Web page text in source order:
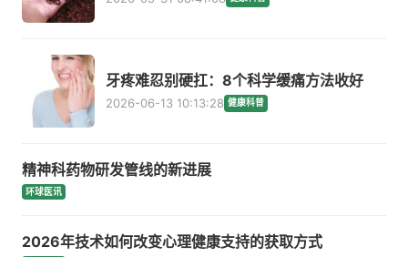
牙疼难忍别硬扛：8个科学缓痛方法收好
2026-06-13 10:13:28 健康科普
精神科药物研发管线的新进展
环球医讯
2026年技术如何改变心理健康支持的获取方式